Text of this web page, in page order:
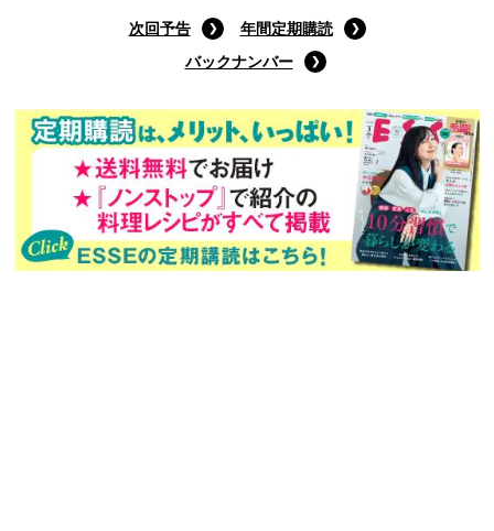
9月号通常版
Amazonで購入する
次回予告
年間定期購読
バックナンバー